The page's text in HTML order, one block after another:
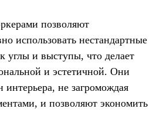
позволяют
использовать нестандартные
углы и выступы, что делает
и эстетичной. Они
не загромождая
и позволяют экономить